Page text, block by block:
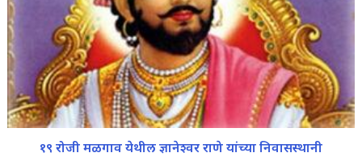
१९ रोजी मळगाव येथील ज्ञानेश्वर राणे यांच्या निवासस्थानी